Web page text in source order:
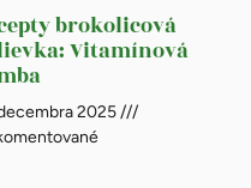
brokolicová
Vitamínová
2025